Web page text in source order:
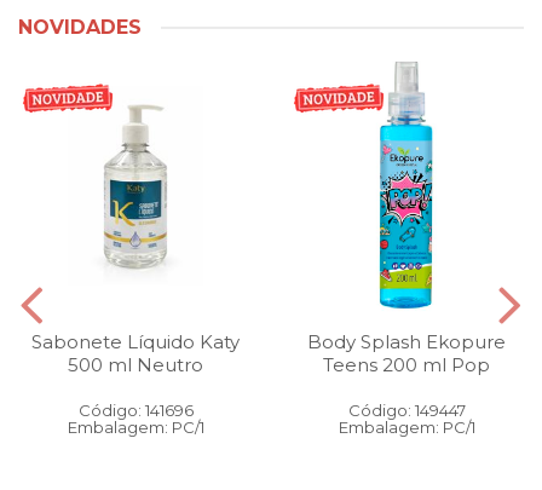
NOVIDADES
Sabonete Líquido Katy
500 ml Neutro
Código: 141696
Embalagem: PC/1
Body Splash Ekopure
Teens 200 ml Pop
Código: 149447
Embalagem: PC/1